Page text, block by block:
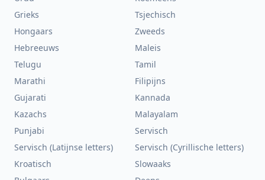
Grieks
Tsjechisch
Hongaars
Zweeds
Hebreeuws
Maleis
Telugu
Tamil
Marathi
Filipijns
Gujarati
Kannada
Kazachs
Malayalam
Punjabi
Servisch
Servisch (Latijnse letters)
Servisch (Cyrillische letters)
Kroatisch
Slowaaks